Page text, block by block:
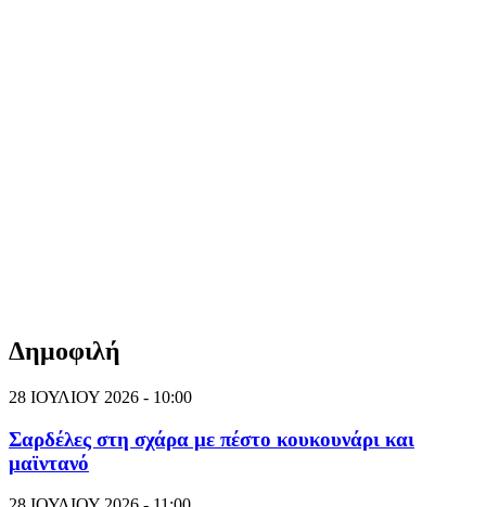
Δημοφιλή
28 ΙΟΥΛΙΟΥ 2026 - 10:00
Σαρδέλες στη σχάρα με πέστο κουκουνάρι και
μαϊντανό